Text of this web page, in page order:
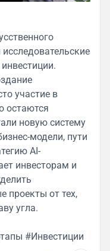
участие в
остаются
новую систему
модели, пути
AI-
инвесторам и
проекты от тех,
угла.
#Инвестиции